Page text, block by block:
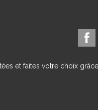
et faites votre choix